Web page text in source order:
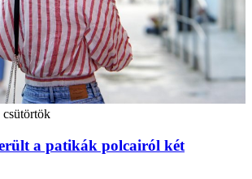
csütörtök
a patikák polcairól két